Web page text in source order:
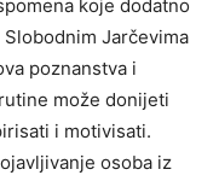
koje dodatno
Jarčevima
poznanstva i
može donijeti
i motivisati.
osoba iz